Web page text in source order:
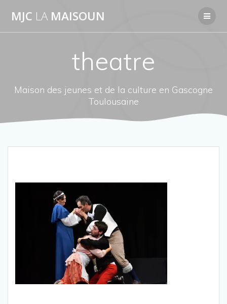
MJC LA MAISOUN
theatre
Maison des jeunes et de la culture en Gascogne
Toulousaine